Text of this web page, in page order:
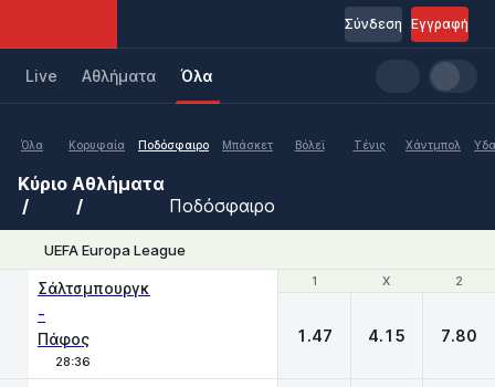
Εγγραφή
Σύνδεση
Live Aθλήματα Όλα
Όλα Κορυφαία Ποδόσφαιρο Μπάσκετ Βόλεϊ Τένις Χάντμπολ
Κύριο Αθλήματα
Ποδόσφαιρο
UEFA Europa League
1 X 2
Σάλτσμπουργκ
-
Πάφος
28:36
1 X 2
1.47 4.15 7.80